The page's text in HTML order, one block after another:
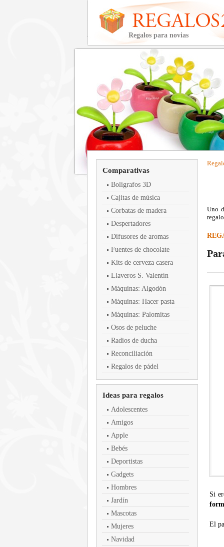
Regalos para novias
Comparativas
Bolígrafos 3D
Cajitas de música
Corbatas de madera
Despertadores
Difusores de aromas
Fuentes de chocolate
Kits de cerveza casera
Llaveros S. Valentín
Máquinas: Algodón
Máquinas: Hacer pasta
Máquinas: Palomitas
Osos de peluche
Radios de ducha
Reconciliación
Regalos de pádel
Ideas para regalos
Adolescentes
Amigos
Apple
Bebés
Deportistas
Gadgets
Hombres
Jardín
Mascotas
Mujeres
Navidad
Uno
Si
El